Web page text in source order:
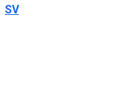
SV